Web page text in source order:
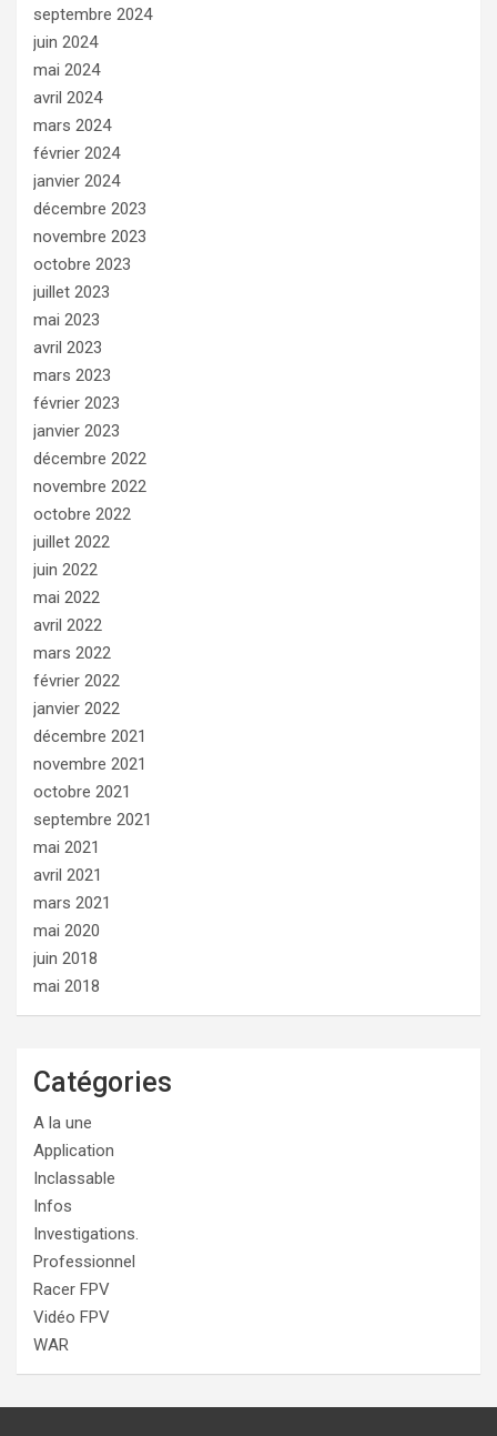
septembre 2024
juin 2024
mai 2024
avril 2024
mars 2024
février 2024
janvier 2024
décembre 2023
novembre 2023
octobre 2023
juillet 2023
mai 2023
avril 2023
mars 2023
février 2023
janvier 2023
décembre 2022
novembre 2022
octobre 2022
juillet 2022
juin 2022
mai 2022
avril 2022
mars 2022
février 2022
janvier 2022
décembre 2021
novembre 2021
octobre 2021
septembre 2021
mai 2021
avril 2021
mars 2021
mai 2020
juin 2018
mai 2018
Catégories
A la une
Application
Inclassable
Infos
Investigations.
Professionnel
Racer FPV
Vidéo FPV
WAR